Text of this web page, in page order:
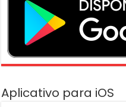
Aplicativo para iOS